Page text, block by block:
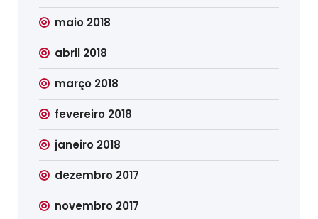
maio 2018
abril 2018
março 2018
fevereiro 2018
janeiro 2018
dezembro 2017
novembro 2017